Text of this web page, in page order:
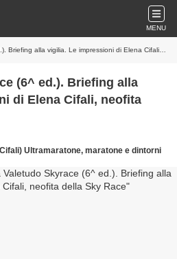
MENU
vigilia. Le impressioni di Elena Cifali, neofita della Sky Race
(6^ ed.). Briefing alla
di Elena Cifali, neofita
Ultramaratone, maratone e dintorni